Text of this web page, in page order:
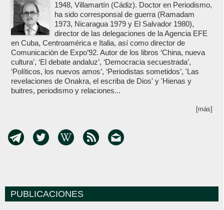
1948, Villamartín (Cádiz). Doctor en Periodismo,
ha sido corresponsal de guerra (Ramadam
1973, Nicaragua 1979 y El Salvador 1980),
director de las delegaciones de la Agencia EFE
en Cuba, Centroamérica e Italia, así como director de
Comunicación de Expo’92. Autor de los libros ‘China, nueva
cultura’, ‘El debate andaluz’, ‘Democracia secuestrada’,
‘Políticos, los nuevos amos’, ‘Periodistas sometidos’, 'Las
revelaciones de Onakra, el escriba de Dios' y 'Hienas y
buitres, periodismo y relaciones...
[más]
PUBLICACIONES